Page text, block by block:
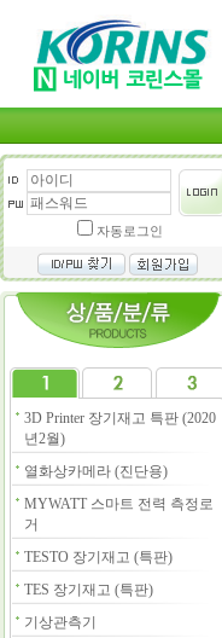
자동로그인
3D Printer 장기재고 특판 (2020
년2월)
열화상카메라 (진단용)
MYWATT 스마트 전력 측정로
거
TESTO 장기재고 (특판)
TES 장기재고 (특판)
기상관측기